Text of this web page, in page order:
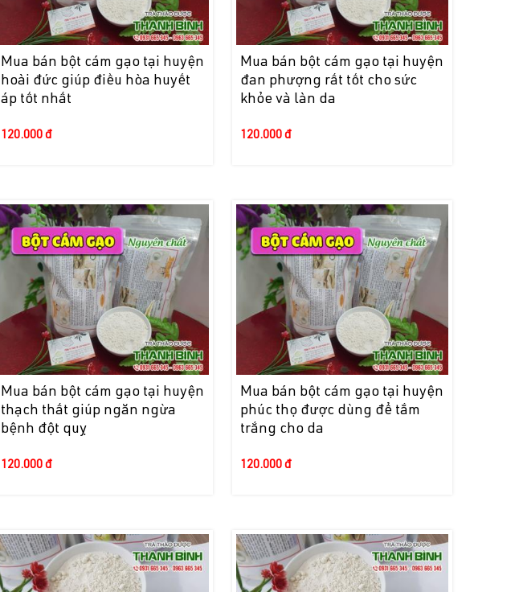
Mua bán bột cám gạo tại huyện
hoài đức giúp điều hòa huyết
áp tốt nhất
120.000 đ
Mua bán bột cám gạo tại huyện
đan phượng rất tốt cho sức
khỏe và làn da
120.000 đ
Mua bán bột cám gạo tại huyện
thạch thất giúp ngăn ngừa
bệnh đột quỵ
120.000 đ
Mua bán bột cám gạo tại huyện
phúc thọ được dùng để tắm
trắng cho da
120.000 đ